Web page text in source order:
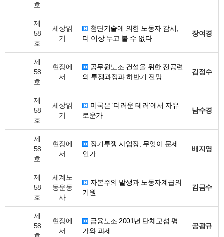
호
제
58
호
세상읽
기
첨단기술에 의한 노동자 감시,
더 이상 두고 볼 수 없다
장여경
제
58
호
현장에
서
공무원노조 건설을 위한 전공련
의 투쟁과정과 하반기 전망
김정수
제
58
호
세상읽
기
미국은 '더러운 테러'에서 자유
로운가
남수경
제
58
호
현장에
서
장기투쟁 사업장, 무엇이 문제
인가
배지영
제
58
호
세계노
동운동
사
자본주의 발생과 노동자계급의
기원
김금수
제
58
현장에
서
금융노조 2001년 단체교섭 평
가와 과제
공광규